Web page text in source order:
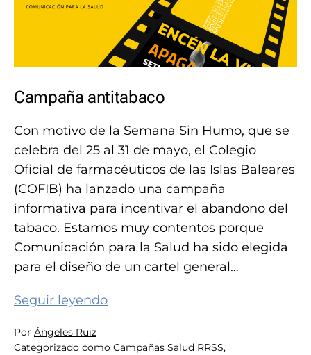
Campaña antitabaco
Con motivo de la Semana Sin Humo, que se
celebra del 25 al 31 de mayo, el Colegio
Oficial de farmacéuticos de las Islas Baleares
(COFIB) ha lanzado una campaña
informativa para incentivar el abandono del
tabaco. Estamos muy contentos porque
Comunicación para la Salud ha sido elegida
para el diseño de un cartel general…
Seguir leyendoCampaña
Por Ángeles Ruiz
Categorizado como Campañas Salud RRSS,